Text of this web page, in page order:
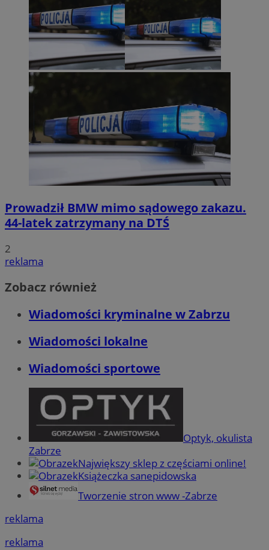
Prowadził BMW mimo sądowego zakazu.
44-latek zatrzymany na DTŚ
2
reklama
Zobacz również
Wiadomości kryminalne w Zabrzu
Wiadomości lokalne
Wiadomości sportowe
Optyk, okulista
Zabrze
Największy sklep z częściami online!
Książeczka sanepidowska
Tworzenie stron www -Zabrze
reklama
reklama